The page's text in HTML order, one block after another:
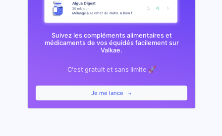
Suivez les compléments alimentaires et
médicaments de vos équidés facilement sur
Valkae.
C'est gratuit et sans limite 🚀
Je me lance